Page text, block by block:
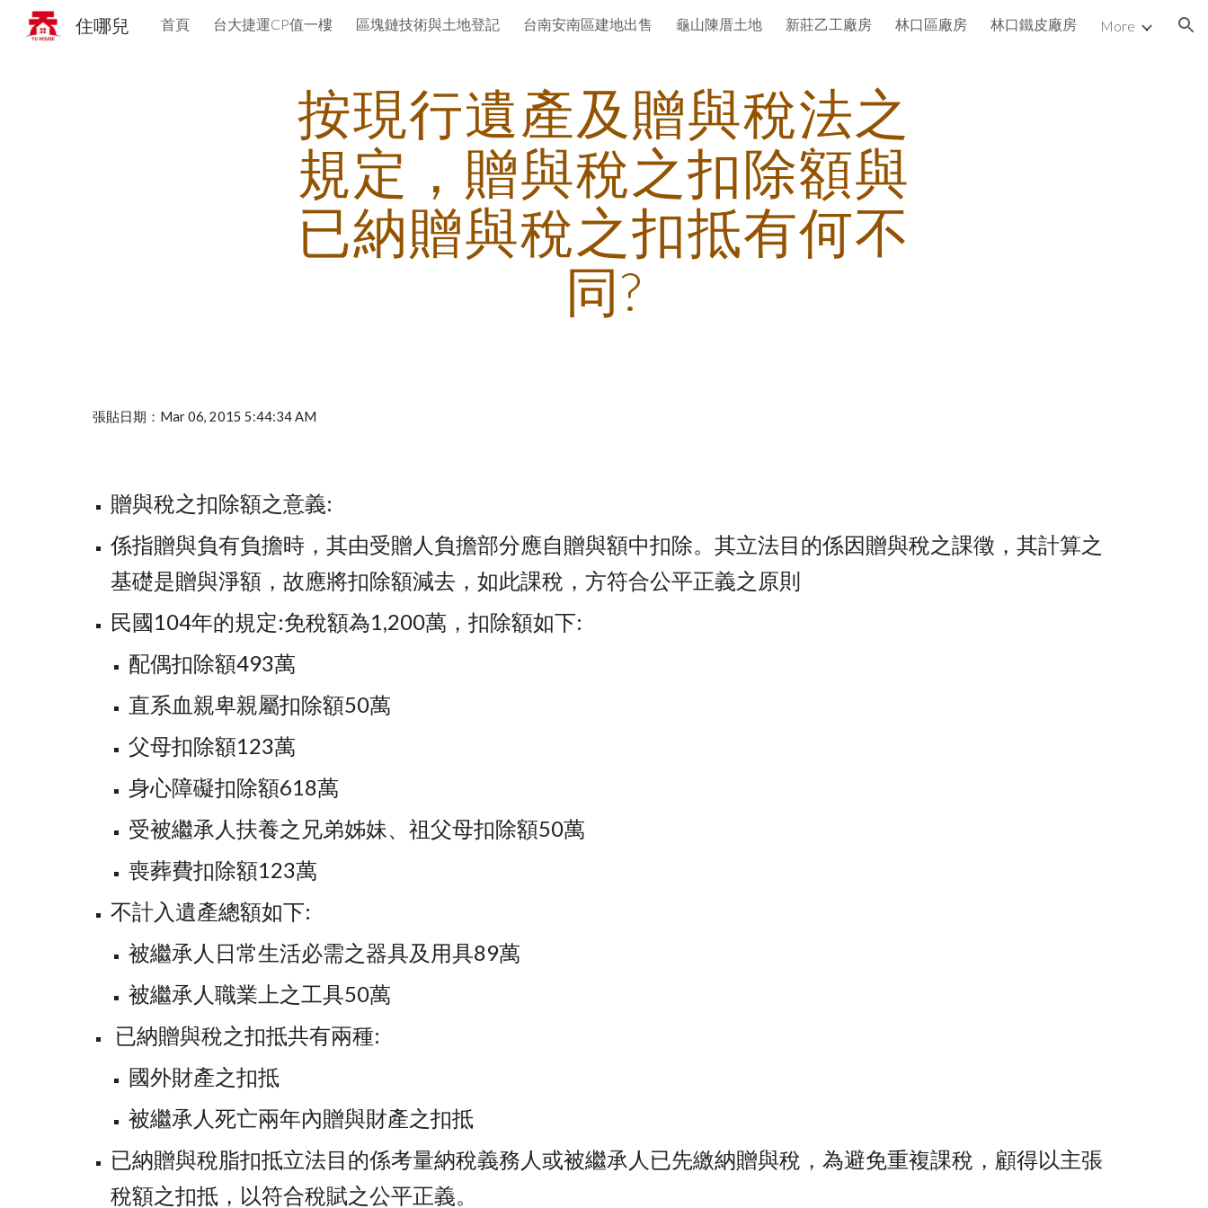
Skip to main content Skip to navigation
住哪兒 首頁 台大捷運CP值一樓 區塊鏈技術與土地登記 台南安南區建地出售 龜山陳厝土地 新莊乙工廠房 林口區廠房 林口鐵皮廠房 More
按現行遺產及贈與稅法之
規定，贈與稅之扣除額與
已納贈與稅之扣抵有何不
同?
張貼日期：Mar 06, 2015 5:44:34 AM
贈與稅之扣除額之意義:
係指贈與負有負擔時，其由受贈人負擔部分應自贈與額中扣除。其立法目的係因贈與稅之課徵，其計算之
基礎是贈與淨額，故應將扣除額減去，如此課稅，方符合公平正義之原則
民國104年的規定:免稅額為1,200萬，扣除額如下:
配偶扣除額493萬
直系血親卑親屬扣除額50萬
父母扣除額123萬
身心障礙扣除額618萬
受被繼承人扶養之兄弟姊妹、祖父母扣除額50萬
喪葬費扣除額123萬
不計入遺產總額如下:
被繼承人日常生活必需之器具及用具89萬
被繼承人職業上之工具50萬
已納贈與稅之扣抵共有兩種:
國外財產之扣抵
被繼承人死亡兩年內贈與財產之扣抵
已納贈與稅脂扣抵立法目的係考量納稅義務人或被繼承人已先繳納贈與稅，為避免重複課稅，顧得以主張
稅額之扣抵，以符合稅賦之公平正義。